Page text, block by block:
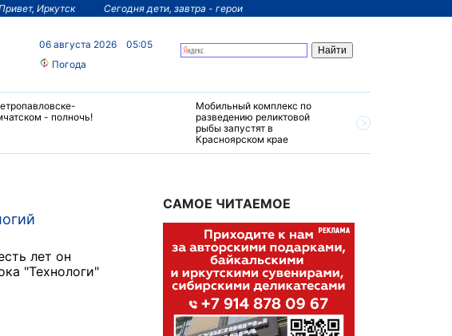
Иркутск Сегодня дети, завтра - герои
06 августа 2026
05:05
Погода
- полночь!
Мобильный комплекс по
разведению реликтовой
рыбы запустят в
Красноярском крае
лет он
"Технологи"
САМОЕ ЧИТАЕМОЕ